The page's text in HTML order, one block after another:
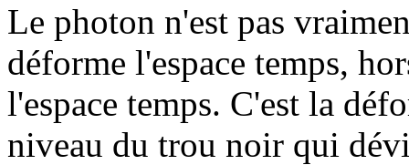
Le photon n'est pas
déforme l'espace temps,
l'espace temps. C'est la
niveau du trou noir qui